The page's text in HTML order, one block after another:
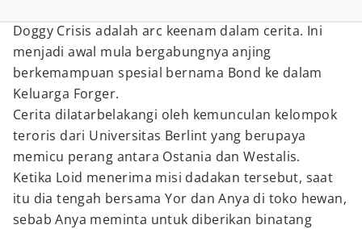
Doggy Crisis adalah arc keenam dalam cerita. Ini
menjadi awal mula bergabungnya anjing
berkemampuan spesial bernama Bond ke dalam
Keluarga Forger.
Cerita dilatarbelakangi oleh kemunculan kelompok
teroris dari Universitas Berlint yang berupaya
memicu perang antara Ostania dan Westalis.
Ketika Loid menerima misi dadakan tersebut, saat
itu dia tengah bersama Yor dan Anya di toko hewan,
sebab Anya meminta untuk diberikan binatang